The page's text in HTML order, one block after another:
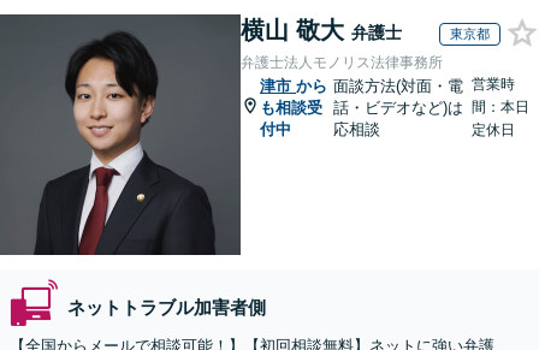
横山 敬大 弁護士 東京都
弁護士法人モノリス法律事務所
津市 から
も相談受
付中
面談方法(対面・電
話・ビデオなど)は
応相談
営業時
間：本日
定休日
ネットトラブル加害者側
【全国からメールで相談可能！】【初回相談無料】ネットに強い弁護